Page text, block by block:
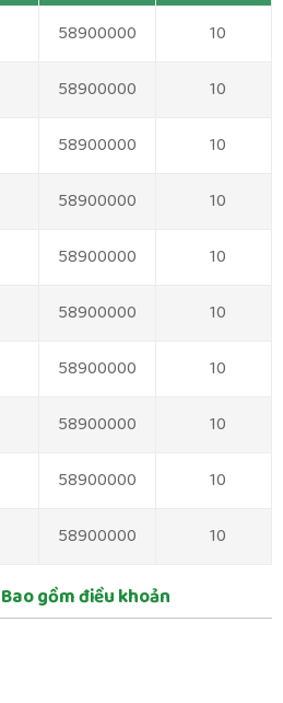
58900000 10
58900000 10
58900000 10
58900000 10
58900000 10
58900000 10
58900000 10
58900000 10
58900000 10
58900000 10
Bao gồm điều khoản